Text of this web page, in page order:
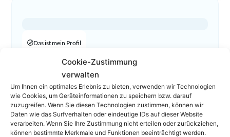
Cookie-Zustimmung
verwalten
Um Ihnen ein optimales Erlebnis zu bieten, verwenden wir Technologien
wie Cookies, um Geräteinformationen zu speichern bzw. darauf
zuzugreifen. Wenn Sie diesen Technologien zustimmen, können wir
Daten wie das Surfverhalten oder eindeutige IDs auf dieser Website
verarbeiten. Wenn Sie Ihre Zustimmung nicht erteilen oder zurückziehen,
können bestimmte Merkmale und Funktionen beeinträchtigt werden.
Das ist mein Profil
01 361 02 44
roedler@rhe-rechtsanwaelte.at
Homepage